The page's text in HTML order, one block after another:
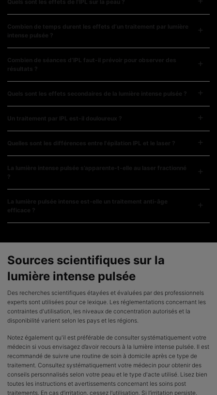
Quels sont les effets de l'IPL sur la peau ?
Combien de temps durent les effets d’un traitement par lumière
intense pulsée ?
Combien de séances d’IPL faut-il prévoir pour observer des
résultats ?
Quels sont les effets secondaires de la lumière intense pulsée ?
Un traitement par IPL est-il douloureux ?
Quelles sont les différences entre l'épilation IPL et le laser ?
La lumière intense pulsée s’apparente-t-elle au laser fractionné
?
La lumière pulsée intense est-elle un traitement anti-âge
efficace ?
Sources scientifiques sur la
lumière intense pulsée
Des recherches scientifiques étayées et évaluées par des professionnels
experts sont utilisées pour ce lexique. Les réglementations concernant les
contraintes d'utilisation, les niveaux de concentration autorisés et la
disponibilité varient selon les pays et les régions.
Notez également qu'il est préférable de consulter systématiquement votre
médecin si vous envisagez d’avoir recours à la lumière intense pulsée. Il est
recommandé de suivre une routine de soin à domicile après ce type de
traitement. Consultez systématiquement votre médecin pour obtenir des
conseils personnalisés selon votre peau et le type d'acte utilisé. Lisez bien
toutes les instructions et avertissements concernant les soins post
traitements. En cas d’irritation, cessez l’utilisation. Si l’irritation persiste,